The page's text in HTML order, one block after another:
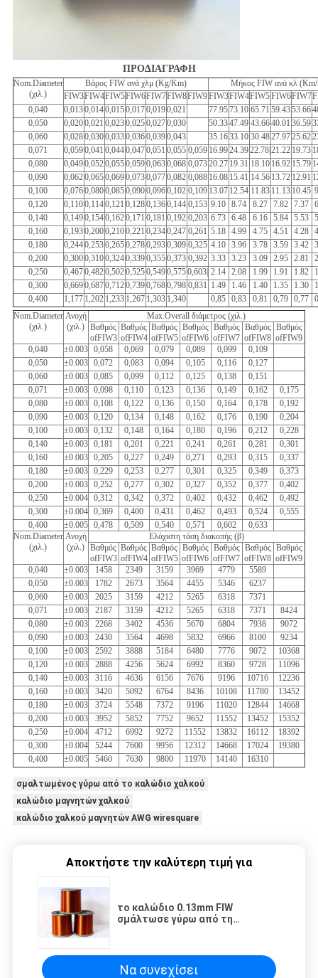
ΠΡΟΔΙΑΓΡΑΦΗ
Nom.Diameter
(χιλ.)
Βάρος FIW ανά χλμ (Kg/Km)
Μήκος FIW ανά κλ
FIW3FIW4FIW5FIW6FIW7FIW8FIW9FIW3FIW4FIW5FIW6FIW7
0,040
0,0130,0140,0150,0170,0190,021 77.9573.10 65.71 59.4353.66
0,050
0,0200,021 0,0230,0250,0270,030 50.3347.49 43.6640.01 36.59
0,060
0,0280,0300,0330,0360,0390,043 35.1633.10 30.4827.9725.62
0,071
0,0590,041 0,0440,0470,051 0,055 0,059 16.9924.3922.78| 21.22 19.73
0,080
0,0490,0520,0550,0590,0630,068 0,07320.27 19.31 18.10 16.92 15.79
0,090
0,0620,0650,0690,0730,0770,082 0,088 16.08 15.41 14.56 13.72 12.91
0,100
0,0760,0800,0850,0900,0960,102 0,109 13.07 12.54 11.83 11.13 10.45
0,120
0,1100,1140,121 0,1280,1360,144 0,153 9.10 8.74 8.27 7.82 7.37
0,140
0,1490,1540,1620,171 0,181 0,192 0,203 6.73 6.48 6.16 5.84 5.53
0,160
0,1930,2000,2100,221 0,2340,247 0,261 5.18 4.99 4.75 4.51 4.28
0,180
0,2440,2530,2650,2780,2930,309 0,325 4.10 3.96 3.78 3.59 3.42
0,200
0,3000,3100,3240,3390,3550,373 0,392 3.33 3.23 3.09 2.95 2.81
0,250
0,4670,4820,5020,5250,5490,5750,603| 2.14 2.08 1.99 1.91 1.82
0,300
0,6690,6870,7120,7390,7680,798 0,831 1.49 1.46 1.40 1.35 1.30
0,400
1,177 1,202 1,233 1,267 1,303 1,340 0,85 0,83 0,81 0,79 0,77
Nom.Diameter
(χιλ.)
Ανοχή
(χιλ.)
Max.Overall διάμετρος (χιλ.)
Βαθμός
ofFIW3
Βαθμός
ofFIW4
Βαθμός
ofFIW5
Βαθμός
ofFIW6
Βαθμός
ofFIW7
Βαθμός
ofFIW8
Βαθμός
ofFIW9
0,040
±0.003 0,058 0,069 0,079 0,089 0,099
0,109
0,050
±0.003 0,072 0,083 0,094 0,105 0,116
0,127
0,060
±0.003 0,085 0,099 0,112 0,125 0,138
0,151
0,071
±0.003 0,098 0,110 0,123 0,136 0,149 0,162
0,175
0,080
±0.003 0,108 0,122 0,136 0,150 0,164 0,178
0,192
0,090
±0.003 0,120 0,134 0,148 0,162 0,176 0,190
0,204
0,100
±0.003 0,132 0,148 0,164 0,180 0,196 0,212
0,228
0,140
±0.003 0,181 0,201 0,221 0,241 0,261 0,281
0,301
0,160
±0.003 0,205 0,227 0,249 0,271 0,293 0,315
0,337
0,180
±0.003 0,229 0,253 0,277 0,301 0,325 0,349
0,373
0,200
±0.003 0,252 0,277 0,302 0,327 0,352 0,377
0,402
0,250
±0.004 0,312 0,342 0,372 0,402 0,432 0,462
0,492
0,300
±0.004 0,369 0,400 0,431 0,462 0,493 0,524
0,555
0,400
±0.005 0,478 0,509 0,540 0,571 0,602
0,633
Nom.Diameter
(χιλ.)
Ανοχή
(χιλ.)
Ελάχιστη τάση διακοπής (β)
Βαθμός
ofFIW3
Βαθμός
ofFIW4
Βαθμός
ofFIW5
Βαθμός
ofFIW6
Βαθμός
ofFIW7
Βαθμός
ofFIW8
Βαθμός
ofFIW9
0,040
±0.003 1458 2349 3159 3969 4779
5589
0,050
±0.003 1782 2673 3564 4455 5346
6237
0,060
±0.003 2025 3159 4212 5265 6318
7371
0,071
±0.003 2187 3159 4212 5265 6318 7371
8424
0,080
±0.003 2268 3402 4536 5670 6804 7938
9072
0,090
±0.003 2430 3564 4698 5832 6966 8100
9234
0,100
±0.003 2592 3888 5184 6480 7776 9072
10368
0,120
±0.003 2888 4256 5624 6992 8360 9728
11096
0,140
±0.003 3116 4636 6156 7676 9196 10716
12236
0,160
±0.003 3420 5092 6764 8436 10108 11780
13452
0,180
±0.003 3724 5548 7372 9196 11020 12844
14668
0,200
±0.003 3952 5852 7752 9652 11552 13452
15352
0,250
±0.004 4712 6992 9272 11552 13832 16112
18392
0,300
±0.004 5244 7600 9956 12312 14668 17024
19380
0,400
±0.005 5460 7630 9800 11970 14140 16310
σμαλτωμένος γύρω από το καλώδιο χαλκού
καλώδιο μαγνητών χαλκού
καλώδιο χαλκού μαγνητών AWG wiresquare
Αποκτήστε την καλύτερη τιμή για
το καλώδιο 0.13mm FIW
σμάλτωσε γύρω από τη
Να συνεχίσει